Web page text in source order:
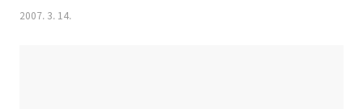
2007. 3. 14.